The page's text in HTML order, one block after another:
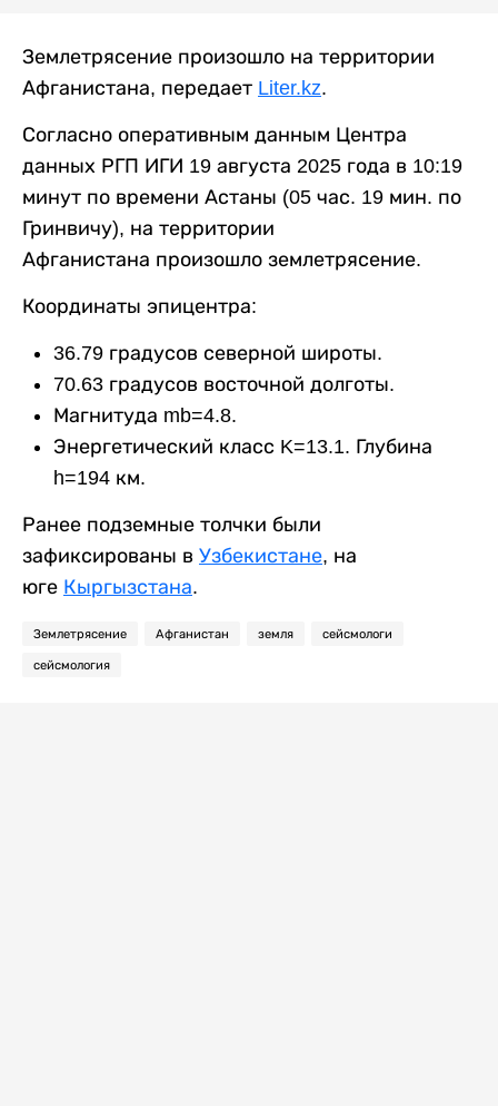
Землетрясение произошло на территории
Афганистана, передает Liter.kz.
Согласно оперативным данным Центра
данных РГП ИГИ 19 августа 2025 года в 10:19
минут по времени Астаны (05 час. 19 мин. по
Гринвичу), на территории
Афганистана произошло землетрясение.
Координаты эпицентра:
36.79 градусов северной широты.
70.63 градусов восточной долготы.
Магнитуда mb=4.8.
Энергетический класс K=13.1. Глубина
h=194 км.
Ранее подземные толчки были
зафиксированы в Узбекистане, на
юге Кыргызстана.
Землетрясение Афганистан земля сейсмологи
сейсмология